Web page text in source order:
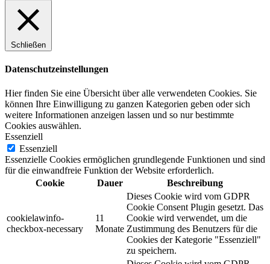
Schließen
Datenschutzeinstellungen
Hier finden Sie eine Übersicht über alle verwendeten Cookies. Sie
können Ihre Einwilligung zu ganzen Kategorien geben oder sich
weitere Informationen anzeigen lassen und so nur bestimmte
Cookies auswählen.
Essenziell
Essenziell
Essenzielle Cookies ermöglichen grundlegende Funktionen und sind
für die einwandfreie Funktion der Website erforderlich.
Cookie
Dauer Beschreibung
cookielawinfo-
checkbox-necessary
11
Monate
Dieses Cookie wird vom GDPR
Cookie Consent Plugin gesetzt. Das
Cookie wird verwendet, um die
Zustimmung des Benutzers für die
Cookies der Kategorie "Essenziell"
zu speichern.